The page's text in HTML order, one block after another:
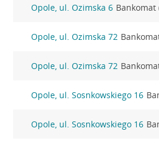
Opole, ul. Ozimska 6 Bankomat
Opole, ul. Ozimska 72
Opole, ul. Ozimska 72
Opole, ul. Sosnkowskiego 16
Opole, ul. Sosnkowskiego 16